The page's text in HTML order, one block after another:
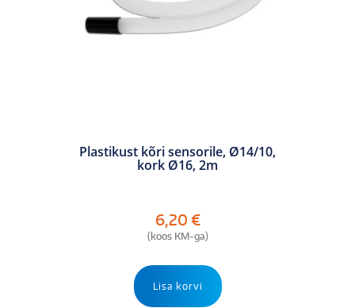
Plastikust kõri sensorile, Ø14/10,
kork Ø16, 2m
6,20 €
(koos KM-ga)
Lisa korvi